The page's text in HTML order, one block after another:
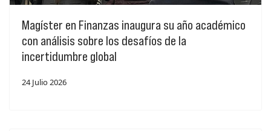
Magíster en Finanzas inaugura su año académico
con análisis sobre los desafíos de la
incertidumbre global
24 Julio 2026